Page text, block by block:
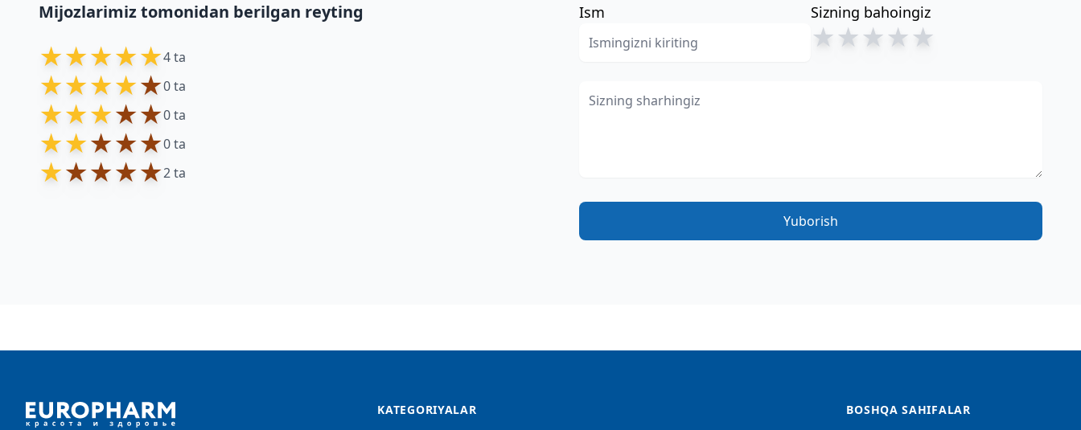
Mijozlarimiz tomonidan berilgan reyting
★★★★★4 ta
★★★★★0 ta
★★★★★0 ta
★★★★★0 ta
★★★★★2 ta
Ism Sizning bahoingiz
★★★★★
Yuborish
KATEGORIYALAR BOSHQA SAHIFALAR